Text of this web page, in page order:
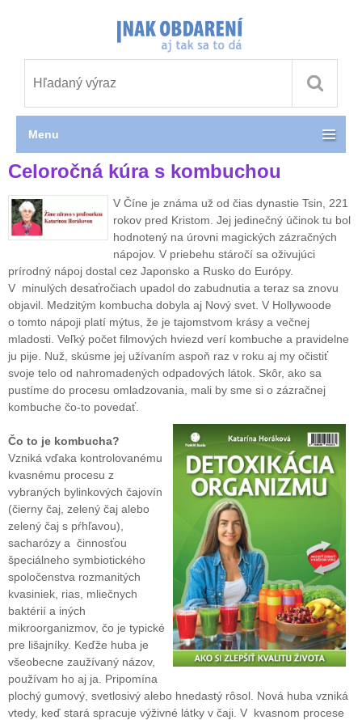
Celoročná kúra s kombuchou
V Číne je známa už od čias dynastie Tsin, 221
rokov pred Kristom. Jej jedinečný účinok tu bol
hodnotený na úrovni magických zázračných
nápojov. V priebehu stáročí sa oživujúci
prírodný nápoj dostal cez Japonsko a Rusko do Európy.
V minulých desaťročiach upadol do zabudnutia a teraz sa znovu
objavil. Medzitým kombucha dobyla aj Nový svet. V Hollywoode
o tomto nápoji platí mýtus, že je tajomstvom krásy a večnej
mladosti. Veľký počet filmových hviezd verí kombuche a pravidelne
ju pije. Nuž, skúsme jej užívaním aspoň raz v roku aj my očistiť
svoje telo od nahromadených odpadových látok. Skôr, ako sa
pustíme do procesu omladzovania, mali by sme si o zázračnej
kombuche čo-to povedať.
Čo to je kombucha?
Vzniká vďaka kontrolovanému
kvasnému procesu z
vybraných bylinkových čajovín
(čierny čaj, zelený čaj alebo
zelený čaj s pŕhľavou),
sacharózy a činnosťou
špeciálneho symbiotického
spoločenstva rozmanitých
kvasiniek, rias, mliečnych
baktérií a iných
mikroorganizmov, čo je typické
pre lišajníky. Keďže huba je
všeobecne zaužívaný názov,
používam ho aj ja. Pripomína
plochý gumový, svetlosivý alebo hnedastý rôsol. Nová huba vzniká
vtedy, keď stará spracuje výživné látky v čaji. V kvasnom procese
Menu